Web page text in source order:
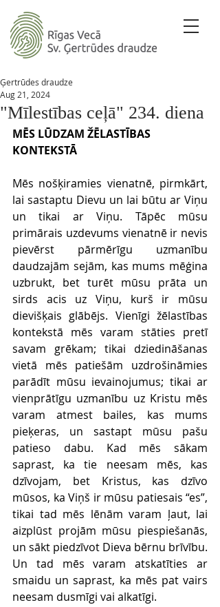
"Mīlestības ceļā" 234. diena
Ģertrūdes draudze
Aug 21, 2024
MĒS LŪDZAM ŽĒLASTĪBAS
KONTEKSTĀ
Mēs nošķiramies vienatnē, pirmkārt,
lai sastaptu Dievu un lai būtu ar Viņu
un tikai ar Viņu. Tāpēc mūsu
primārais uzdevums vienatnē ir nevis
pievērst pārmērīgu uzmanību
daudzajām sejām, kas mums mēģina
uzbrukt, bet turēt mūsu prāta un
sirds acis uz Viņu, kurš ir mūsu
dievišķais glābējs. Vienīgi žēlastības
kontekstā mēs varam stāties pretī
savam grēkam; tikai dziedināšanas
vietā mēs patiešām uzdrošināmies
parādīt mūsu ievainojumus; tikai ar
vienprātīgu uzmanību uz Kristu mēs
varam atmest bailes, kas mums
pieķeras, un sastapt mūsu pašu
patieso dabu. Kad mēs sākam
saprast, ka tie neesam mēs, kas
dzīvojam, bet Kristus, kas dzīvo
mūsos, ka Viņš ir mūsu patiesais “es”,
tikai tad mēs lēnām varam ļaut, lai
aizplūst projām mūsu piespiešanās,
un sākt piedzīvot Dieva bērnu brīvību.
Un tad mēs varam atskatīties ar
smaidu un saprast, ka mēs pat vairs
neesam dusmīgi vai alkatīgi.